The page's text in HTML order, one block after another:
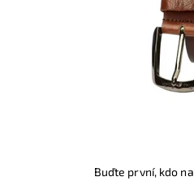
Buďte první, kdo